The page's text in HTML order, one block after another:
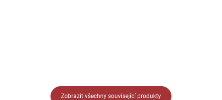
Zobrazit všechny související produkty